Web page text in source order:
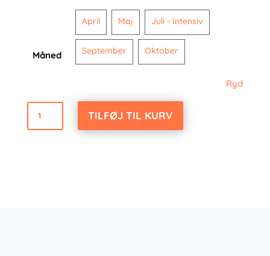
Måned
April Maj Juli - Intensiv
September Oktober
Ryd
TILFØJ TIL KURV